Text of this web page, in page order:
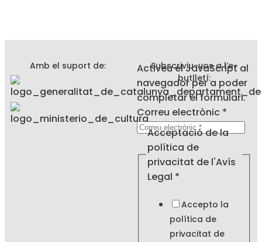
Amb el suport de:
Subscriviu-vos a l’e-
butlletí:
Activeu el JavaScript al
navegador per a poder
completar el formulari.
electrònic
la
Correu
Correu electrònic *
Acceptació de la
política de
privacitat de l'Avís
Legal *
Accepto la
política de
privacitat de